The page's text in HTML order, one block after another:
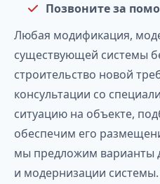
Позвоните за
Любая модификация,
существующей системы
строительство новой
консультации со
ситуацию на объекте,
обеспечим его
мы предложим варианты
и модернизации